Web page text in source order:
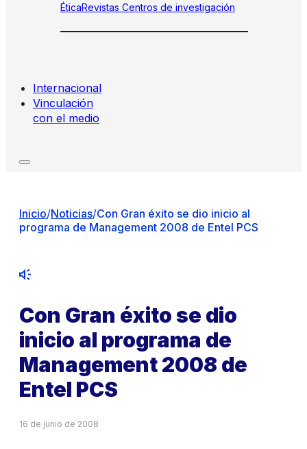
ÉticaRevistas Centros de investigación
Internacional
Vinculación
con el medio
Inicio/Noticias/Con Gran éxito se dio inicio al
programa de Management 2008 de Entel PCS
Con Gran éxito se dio
inicio al programa de
Management 2008 de
Entel PCS
16 de junio de 2008